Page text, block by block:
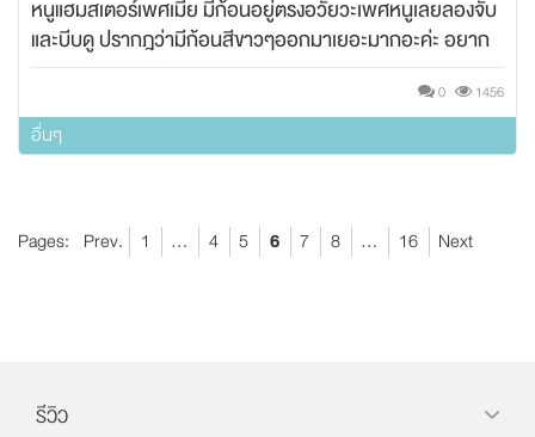
หนูแฮมสเตอร์เพศเมีย มีก้อนอยู่ตรงอวัยวะเพศหนูเลยลองจับ
และบีบดู ปรากฎว่ามีก้อนสีขาวๆออกมาเยอะมากอะค่ะ อยาก
ทราบว่าน้องเป็นอะไรคะ
0 1456
อื่นๆ
Pages: Prev. 1 ... 4 5 6 7 8 ... 16 Next
รีวิว